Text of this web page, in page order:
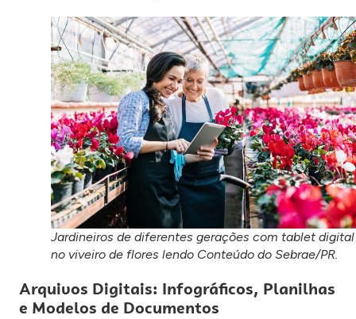
Jardineiros de diferentes gerações com tablet digital
no viveiro de flores lendo Conteúdo do Sebrae/PR.
Arquivos Digitais: Infográficos, Planilhas
e Modelos de Documentos